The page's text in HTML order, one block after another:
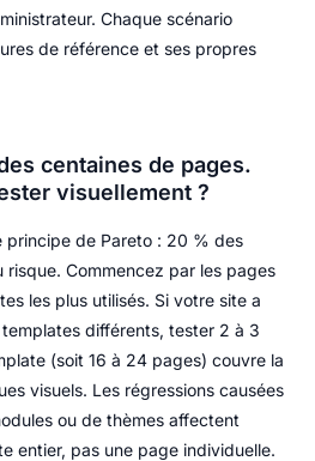
Chaque scénario
de référence et ses propres
centaines de pages.
visuellement ?
principe de Pareto : 20 % des
Commencez par les pages
les plus utilisés. Si votre site a
différents, tester 2 à 3
(soit 16 à 24 pages) couvre la
visuels. Les régressions causées
ou de thèmes affectent
entier, pas une page individuelle.